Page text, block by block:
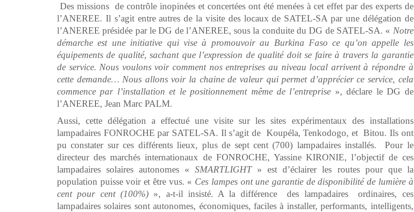
Des missions de contrôle inopinées et concertées ont été menées à cet effet par des experts de
l’ANEREE. Il s’agit entre autres de la visite des locaux de SATEL-SA par une délégation de
l’ANEREE présidée par le DG de l’ANEREE, sous la conduite du DG de SATEL-SA. « Notre
démarche est une initiative qui vise à promouvoir au Burkina Faso ce qu’on appelle les
équipements de qualité, sachant que l’expression de qualité doit se faire à travers la garantie
de service. Nous voulons voir comment nos entreprises au niveau local arrivent à répondre à
cette demande… Nous allons voir la chaine de valeur qui permet d’apprécier ce service, cela
commence par l’installation et le positionnement même de l’entreprise », déclare le DG de
l’ANEREE, Jean Marc PALM.
Aussi, cette délégation a effectué une visite sur les sites expérimentaux des installations
lampadaires FONROCHE par SATEL-SA. Il s’agit de Koupéla, Tenkodogo, et Bitou. Ils ont
pu constater sur ces différents lieux, plus de sept cent (700) lampadaires installés. Pour le
directeur des marchés internationaux de FONROCHE, Yassine KIRONIE, l’objectif de ces
lampadaires solaires autonomes «SMARTLIGHT » est d’éclairer les routes pour que la
population puisse voir et être vus. « Ces lampes ont une garantie de disponibilité de lumière à
cent pour cent (100%) », a-t-il insisté. A la différence des lampadaires ordinaires, ces
lampadaires solaires sont autonomes, économiques, faciles à installer, performants, intelligents,